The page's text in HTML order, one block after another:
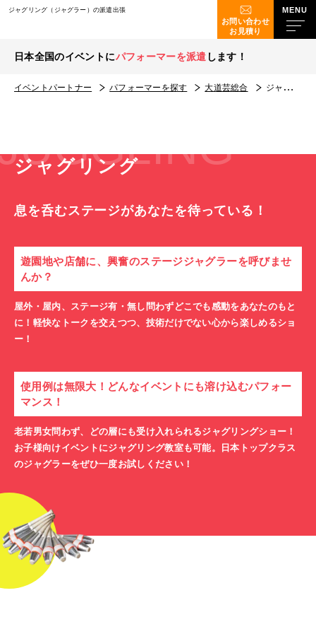
ジャグリング（ジャグラー）の派遣出張
お問い合わせ
お見積り
日本全国のイベントにパフォーマーを派遣 します！
イベントパートナー パフォーマーを探す 大道芸総合 ジャグリング
ジャグリング
息を呑むステージがあなたを待っている！
遊園地や店舗に、興奮のステージジャグラーを呼びませ
んか？
屋外・屋内、ステージ有・無し問わずどこでも感動をあなたのもと
に！軽快なトークを交えつつ、技術だけでない心から楽しめるショ
ー！
使用例は無限大！どんなイベントにも溶け込むパフォー
マンス！
老若男女問わず、どの層にも受け入れられるジャグリングショー！
お子様向けイベントにジャグリング教室も可能。日本トップクラス
のジャグラーをぜひ一度お試しください！